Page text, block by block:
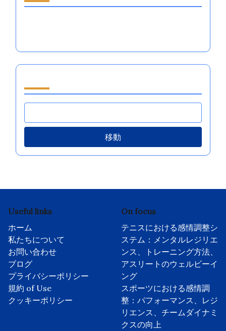
移動
Useful links
ホーム
私たちについて
お問い合わせ
ブログ
プライバシーポリシー
規約 of Use
クッキーポリシー
On focus
テニスにおける感情調整シ
ステム：メンタルレジリエ
ンス、トレーニング方法、
アスリートのウェルビーイ
ング
スポーツにおける感情調
整：パフォーマンス、レジ
リエンス、チームダイナミ
クスの向上